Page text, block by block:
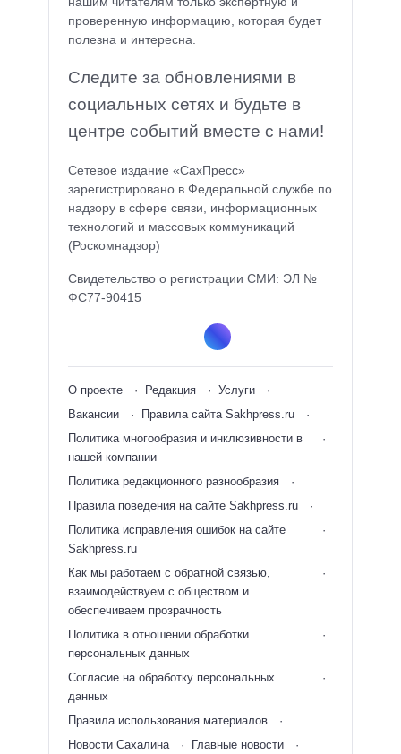
проверенную информацию, которая будет
полезна и интересна.
Следите за обновлениями в
социальных сетях и будьте в
центре событий вместе с нами!
Сетевое издание «СахПресс»
зарегистрировано в Федеральной службе по
надзору в сфере связи, информационных
технологий и массовых коммуникаций
(Роскомнадзор)
Свидетельство о регистрации СМИ: ЭЛ №
ФС77-90415
О проекте Редакция
Услуги
Вакансии
Правила сайта Sakhpress.ru
Политика многообразия и инклюзивности в
нашей компании
Политика редакционного разнообразия
Правила поведения на сайте Sakhpress.ru
Политика исправления ошибок на сайте
Sakhpress.ru
Как мы работаем с обратной связью,
взаимодействуем с обществом и
обеспечиваем прозрачность
Политика в отношении обработки
персональных данных
Согласие на обработку персональных
данных
Правила использования материалов
Новости Сахалина
Главные новости